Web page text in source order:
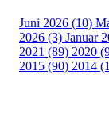
Juni 2026 (10)
2026 (3) Januar
2021 (89) 2020
2015 (90) 2014